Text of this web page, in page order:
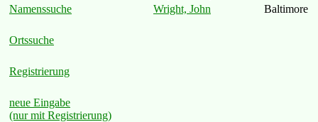
Namenssuche
Ortssuche
Registrierung
neue Eingabe
(nur mit Registrierung)
Wright, John
Baltimore